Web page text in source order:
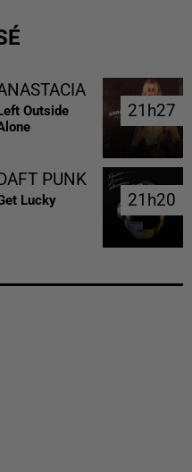
Outside
21h27
21h27
PUNK
Lucky 21h20
21h20